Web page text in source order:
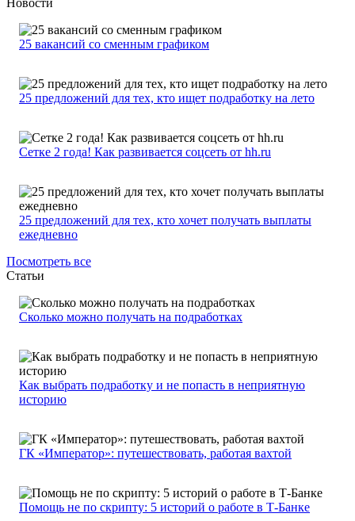
Новости
25 вакансий со сменным графиком
25 предложений для тех, кто ищет подработку на лето
Сетке 2 года! Как развивается соцсеть от hh.ru
25 предложений для тех, кто хочет получать выплаты
ежедневно
Посмотреть все
Статьи
Сколько можно получать на подработках
Как выбрать подработку и не попасть в неприятную
историю
ГК «Император»: путешествовать, работая вахтой
Помощь не по скрипту: 5 историй о работе в Т-Банке